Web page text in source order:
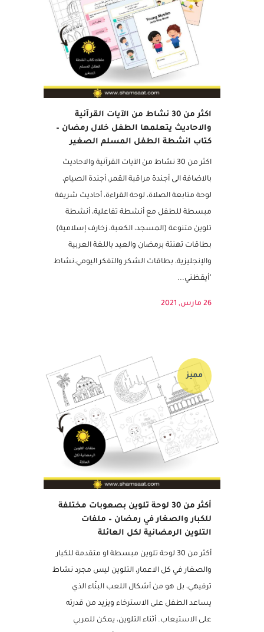
اكثر من 30 نشاط من الآيات القرآنية
والاحاديث يتعلمها الطفل خلال رمضان –
كتاب انشطة الطفل المسلم الصغير
مميز
اكثر من 30 نشاط من الآيات القرآنية والاحاديث
بالاضافة الى أجندة مراقبة القمر، أجندة الصيام،
لوحة متابعة الصلاة، لوحة القراءة، أحاديث شريفة
مبسطة للطفل مع أنشطة تفاعلية، أنشطة
تلوين متنوعة (المسجد، الكعبة، زخارف إسلامية)
بطاقات تهنئة برمضان والعيد باللغة العربية
أكثر من 30 لوحة تلوين بصعوبات مختلفة
للكبار والصغار في رمضان – ملفات
التلوين الرمضانية لكل العائلة
مميز
أكثر من 30 لوحة تلوين مبسطة او متقدمة للكبار
والصغار في كل الاعمار، التلوين ليس مجرد نشاط
ترفيهي، بل هو من أشكال اللعب البنّاء الذي